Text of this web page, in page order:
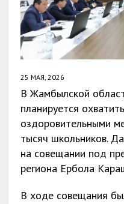
25 МАЯ, 2026
В Жамбылской
планируется
оздоровительными
тысяч школьников.
на совещании под
региона Ербола
В ходе совещания